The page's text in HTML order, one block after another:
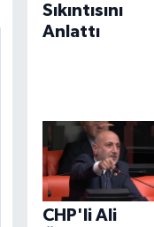
Sıkıntısını
Anlattı
CHP'li Ali